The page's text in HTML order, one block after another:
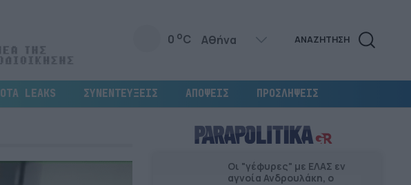
0 oC ΑΝΑΖΗΤΗΣΗ
OTA LEAKS ΣΥΝΕΝΤΕΥΞΕΙΣ ΑΠΟΨΕΙΣ ΠΡΟΣΛΗΨΕΙΣ
Οι "γέφυρες" µε ΕΛΑΣ εν
αγνοία Ανδρουλάκη, ο